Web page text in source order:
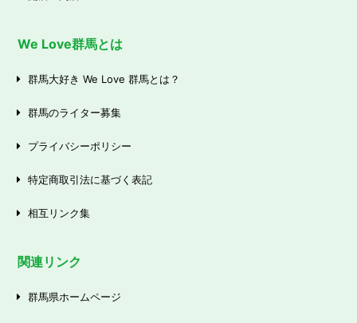
We Love群馬とは
群馬大好き We Love 群馬とは？
群馬のライター募集
プライバシーポリシー
特定商取引法に基づく表記
相互リンク集
関連リンク
群馬県ホームページ